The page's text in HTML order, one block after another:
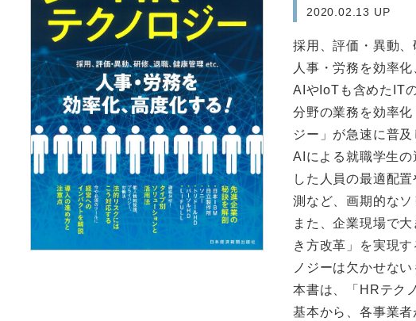
2020.02.13 UP
採用、評価・異動
人事・労務を効率
AIやIoTも含めたIT
分野の業務を効率
ジー」が急速に普及
AIによる就職学生
した人員の最適配
測など、画期的なソ
また、企業現場で
き方改革」を実現
ノジーは欠かせな
本書は、「HRテク
基本から、各事業